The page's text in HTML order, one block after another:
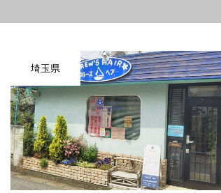
埼玉県